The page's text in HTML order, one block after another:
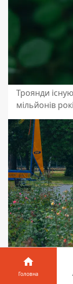
Троянди
мільйонів
Ідеальна
Головна